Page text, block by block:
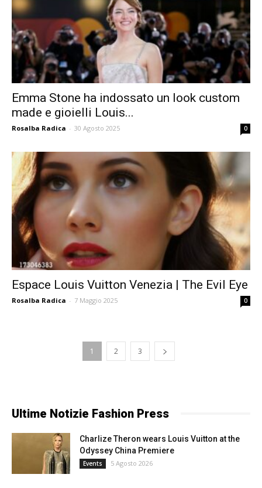
Emma Stone ha indossato un look custom
made e gioielli Louis...
Rosalba Radica - 30 Agosto 2025 0
Espace Louis Vuitton Venezia | The Evil Eye
Rosalba Radica - 7 Maggio 2025 0
1 2 3
Ultime Notizie Fashion Press
Charlize Theron wears Louis Vuitton at the
Odyssey China Premiere
Events 5 Agosto 2026